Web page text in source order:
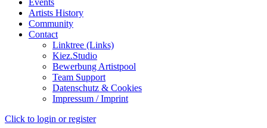
Artists History
Community
Contact
Linktree (Links)
Kiez.Studio
Bewerbung Artistpool
Team Support
Datenschutz & Cookies
Impressum / Imprint
Click to login or register